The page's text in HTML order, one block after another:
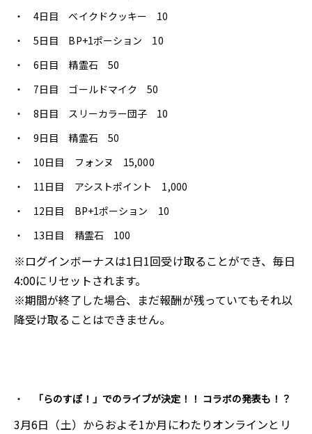
4日目 ベイクドクッキー 10
5日目 BP+1ポーション 10
6日目 精霊石 50
7日目 ゴールドマイク 50
8日目 スリーカラー団子 10
9日目 精霊石 50
10日目 フォンヌ 15,000
11日目 アシストポイント 1,000
12日目 BP+1ポーション 10
13日目 精霊石 100
※ログインボーナスは1日1回受け取ることができ、毎日
4:00にリセットされます。
※期間が終了した場合、まだ報酬が残っていてもそれ以
降受け取ることはできません。
「らのすぽ！」でのライブが決定！！ コラボの発表も！？
3月6日（土）からおよそ1か月にわたりオンラインとリ